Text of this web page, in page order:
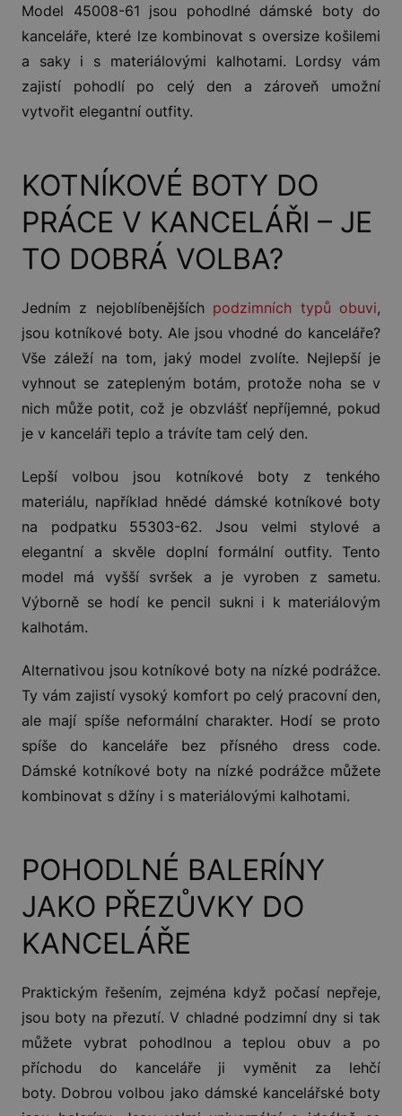
Model 45008-61 jsou pohodlné dámské boty do
kanceláře, které lze kombinovat s oversize košilemi
a saky i s materiálovými kalhotami. Lordsy vám
zajistí pohodlí po celý den a zároveň umožní
vytvořit elegantní outfity.
KOTNÍKOVÉ BOTY DO
PRÁCE V KANCELÁŘI – JE
TO DOBRÁ VOLBA?
Jedním z nejoblíbenějších podzimních typů obuvi,
jsou kotníkové boty. Ale jsou vhodné do kanceláře?
Vše záleží na tom, jaký model zvolíte. Nejlepší je
vyhnout se zatepleným botám, protože noha se v
nich může potit, což je obzvlášť nepříjemné, pokud
je v kanceláři teplo a trávíte tam celý den.
Lepší volbou jsou kotníkové boty z tenkého
materiálu, například hnědé dámské kotníkové boty
na podpatku 55303-62. Jsou velmi stylové a
elegantní a skvěle doplní formální outfity. Tento
model má vyšší svršek a je vyroben z sametu.
Výborně se hodí ke pencil sukni i k materiálovým
kalhotám.
Alternativou jsou kotníkové boty na nízké podrážce.
Ty vám zajistí vysoký komfort po celý pracovní den,
ale mají spíše neformální charakter. Hodí se proto
spíše do kanceláře bez přísného dress code.
Dámské kotníkové boty na nízké podrážce můžete
kombinovat s džíny i s materiálovými kalhotami.
POHODLNÉ BALERÍNY
JAKO PŘEZŮVKY DO
KANCELÁŘE
Praktickým řešením, zejména když počasí nepřeje,
jsou boty na přezutí. V chladné podzimní dny si tak
můžete vybrat pohodlnou a teplou obuv a po
příchodu do kanceláře ji vyměnit za lehčí
boty. Dobrou volbou jako dámské kancelářské boty